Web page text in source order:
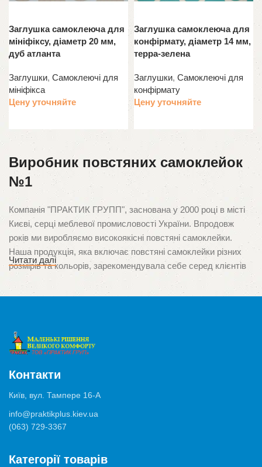
Заглушка самоклеюча для
мініфіксу, діаметр 20 мм,
дуб атланта
Заглушки, Самоклеючі для
мініфікса
Цену уточняйте
Заглушка самоклеюча для
конфірмату, діаметр 14 мм,
терра-зелена
Заглушки, Самоклеючі для
конфірмату
Цену уточняйте
Виробник повстяних самоклейок
№1
Компанія "ПРАКТИК ГРУПП", заснована у 2000 році в місті
Києві, серці меблевої промисловості України. Впродовж
років ми виробляємо високоякісні повстяні самоклейки.
Наша продукція, яка включає повстяні самоклейки різних
розмірів та кольорів, зарекомендувала себе серед клієнтів
завдяки неперевершеній якості та орієнтації на потреби
споживачів. Ми пишаємося тим, що стали першими в Україні
ушкоджень, спричинених ніжками меблів.
Продукція нашого виробництва застосовуються у
плитки, до мінімізації шуму від ящиків, комодів чи шаф. Ми
використовуємо лише високоякісні матеріали та клеї
та тривалий термін служби продукту.
Читати далі
Контакти
Київ, вул. Тампере 16-А
info@praktikplus.kiev.ua
(063) 729-3367
Категорії товарів